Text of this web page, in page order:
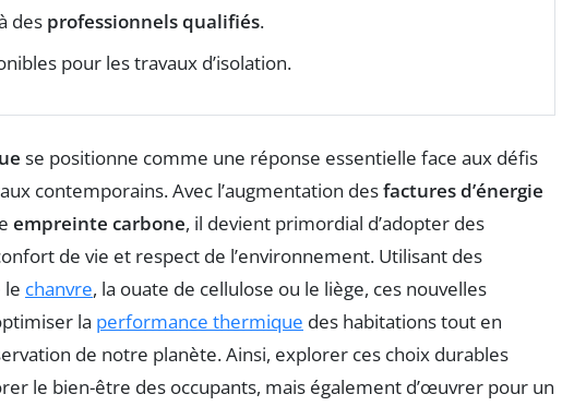
des professionnels qualifiés.
pour les travaux d’isolation.
se positionne comme une réponse essentielle face aux défis
contemporains. Avec l’augmentation desfactures d’énergie
empreinte carbone, il devient primordial d’adopter des
de vie et respect de l’environnement. Utilisant des
le chanvre, la ouate de cellulose ou le liège, ces nouvelles
la performance thermique des habitations tout en
de notre planète. Ainsi, explorer ces choix durables
le bien-être des occupants, mais également d’œuvrer pour un